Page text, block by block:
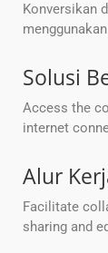
Konversikan
Solusi
Access the
internet
Alur
Facilitate
sharing and